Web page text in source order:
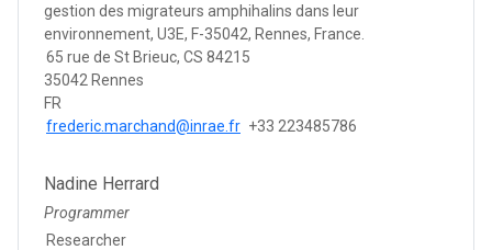
gestion des migrateurs amphihalins dans leur
environnement, U3E, F-35042, Rennes, France.
65 rue de St Brieuc, CS 84215
35042 Rennes
FR
frederic.marchand@inrae.fr +33 223485786
Nadine Herrard
Programmer
Researcher